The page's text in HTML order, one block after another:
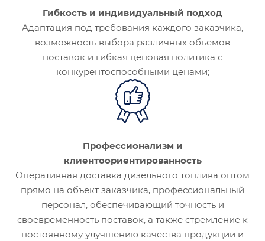
Гибкость и индивидуальный подход
Адаптация под требования каждого заказчика,
возможность выбора различных объемов
поставок и гибкая ценовая политика с
конкурентоспособными ценами;
Профессионализм и
клиентоориентированность
Оперативная доставка дизельного топлива оптом
прямо на объект заказчика, профессиональный
персонал, обеспечивающий точность и
своевременность поставок, а также стремление к
постоянному улучшению качества продукции и